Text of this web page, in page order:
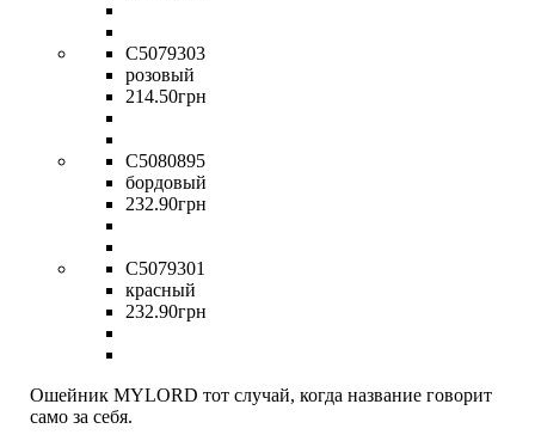
C5079303
розовый
214.50грн
C5080895
бордовый
232.90грн
C5079301
красный
232.90грн
Ошейник MYLORD тот случай, когда название говорит
само за себя.